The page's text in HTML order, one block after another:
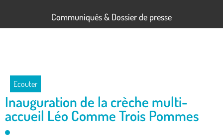
Communiqués & Dossier de presse
Ecouter
Inauguration de la crèche multi-
accueil Léo Comme Trois Pommes